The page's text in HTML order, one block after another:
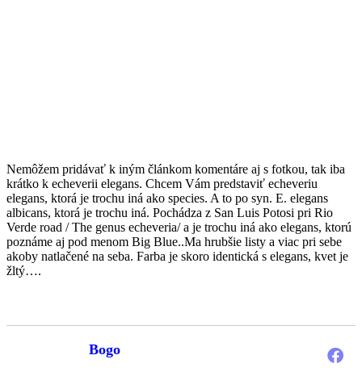
Nemôžem pridávať k iným článkom komentáre aj s fotkou, tak iba
krátko k echeverii elegans. Chcem Vám predstaviť echeveriu
elegans, ktorá je trochu iná ako species. A to po syn. E. elegans
albicans, ktorá je trochu iná. Pochádza z San Luis Potosi pri Rio
Verde road / The genus echeveria/ a je trochu iná ako elegans, ktorú
poznáme aj pod menom Big Blue..Ma hrubšie listy a viac pri sebe
akoby natlačené na seba. Farba je skoro identická s elegans, kvet je
žltý….
Bogo